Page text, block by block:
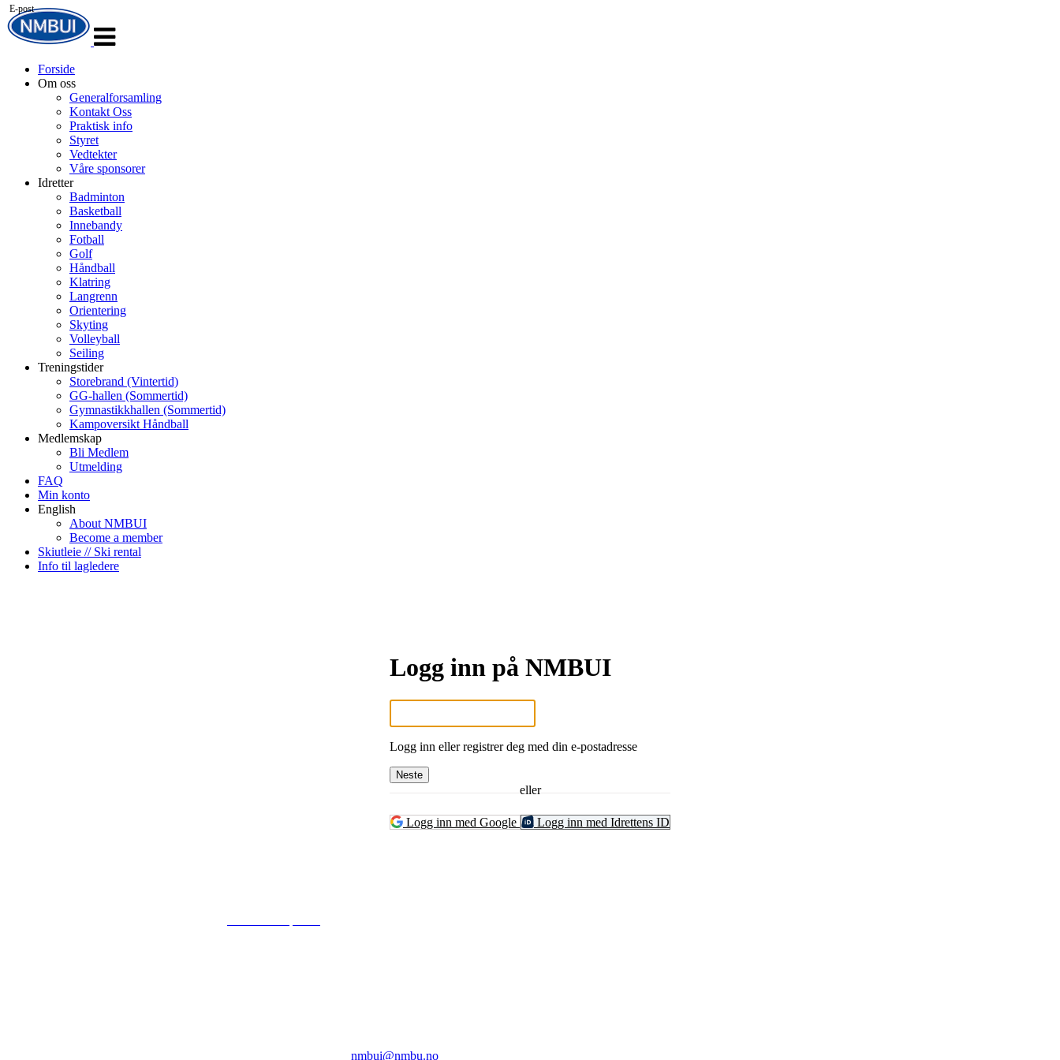
navigasjon
Forside
Om oss
Generalforsamling
Kontakt Oss
Praktisk info
Styret
Vedtekter
Våre sponsorer
Idretter
Badminton
Basketball
Innebandy
Fotball
Golf
Håndball
Klatring
Langrenn
Orientering
Skyting
Volleyball
Seiling
Treningstider
Storebrand (Vintertid)
GG-hallen (Sommertid)
Gymnastikkhallen (Sommertid)
Kampoversikt Håndball
Medlemskap
Bli Medlem
Utmelding
FAQ
Min konto
English
About NMBUI
Become a member
Skiutleie // Ski rental
Info til lagledere
Logg inn på NMBUI
E-post
Logg inn eller registrer deg med din e-postadresse
Neste
eller
Logg inn med Google Logg inn med Idrettens ID
nmbui@nmbu.no